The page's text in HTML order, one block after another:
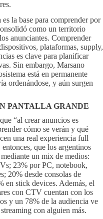
es la base para comprender por
como un territorio
anunciantes. Comprender
plataformas, supply,
es clave para planificar
Sin embargo, Marsano
está en permanente
ordenándose, y aún surgen
PANTALLA GRANDE
“al crear anuncios es
cómo se verán y qué
una real experiencia full
que los argentinos
un mix de medios:
23% por PC, notebook,
20% desde consolas de
en stick devices. Además, el
con CTV cuentan con los
y un 78% de la audiencia ve
con alguien más.